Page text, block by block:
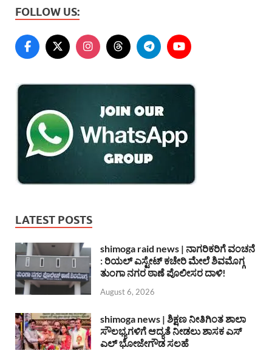
FOLLOW US:
LATEST POSTS
shimoga raid news | ನಾಗರಿಕರಿಗೆ ವಂಚನೆ
: ರಿಯಲ್ ಎಸ್ಟೇಟ್ ಕಚೇರಿ ಮೇಲೆ ಶಿವಮೊಗ್ಗ
ತುಂಗಾ ನಗರ ಠಾಣೆ ಪೊಲೀಸರ ದಾಳಿ!
August 6, 2026
shimoga news | ಶಿಕ್ಷಣ ನೀತಿಗಿಂತ ಶಾಲಾ
ಸೌಲಭ್ಯಗಳಿಗೆ ಆದ್ಯತೆ ನೀಡಲು ಶಾಸಕ ಎಸ್
ಎಲ್ ಭೋಜೇಗೌಡ ಸಲಹೆ